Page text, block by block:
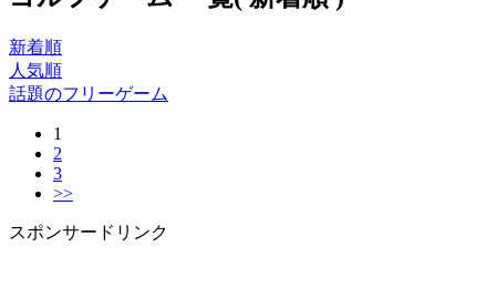
新着順
人気順
話題のフリーゲーム
1
2
3
>>
スポンサードリンク